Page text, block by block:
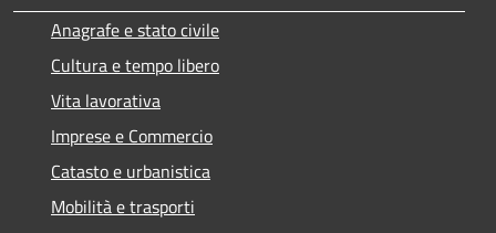
Anagrafe e stato civile
Cultura e tempo libero
Vita lavorativa
Imprese e Commercio
Catasto e urbanistica
Mobilità e trasporti